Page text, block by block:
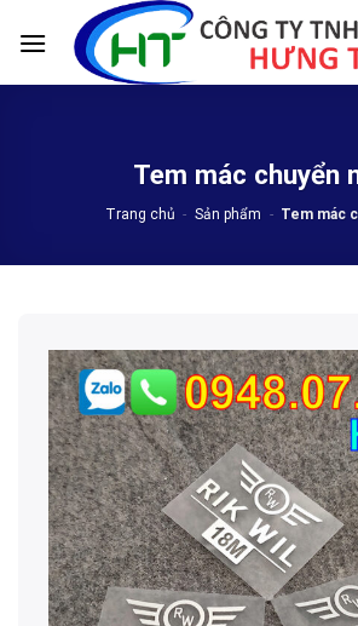
Tem mác chuyển
Trang chủ - Sản phẩm - Tem mác